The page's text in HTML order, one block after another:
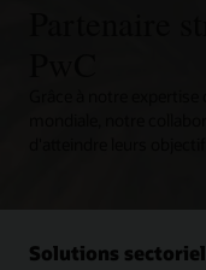
Solutions